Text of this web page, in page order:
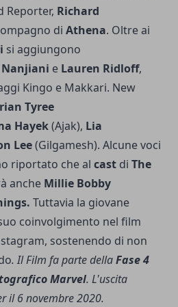
Reporter, Richard
di Athena. Oltre ai
si aggiungono
e Lauren Ridloff,
Kingo e Makkari. New
Tyree
Hayek(Ajak), Lia
Lee(Gilgamesh). Alcune voci
riportato che al cast di The
anche Millie Bobby
Tuttavia la giovane
coinvolgimento nel film
sostenendo di non
. Il Film fa parte dellaFase 4
Marvel. L'uscita
il 6 novembre 2020.